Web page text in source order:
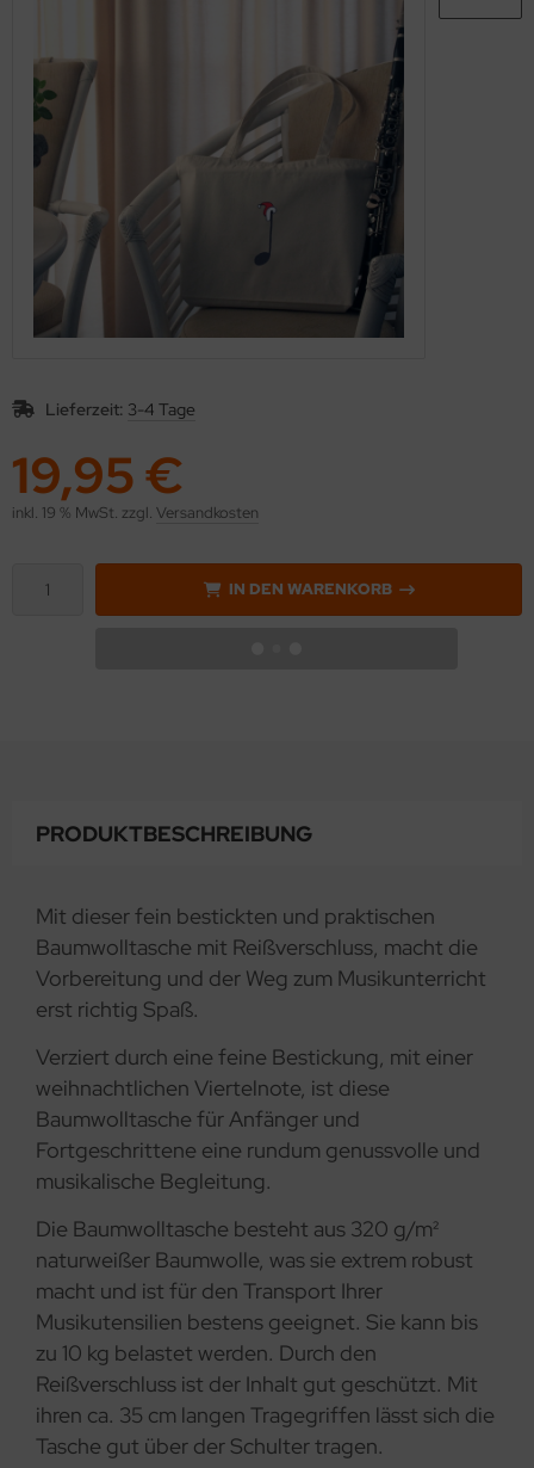
Lieferzeit: 3-4 Tage
19,95 €
inkl. 19 % MwSt. zzgl. Versandkosten
IN DEN WARENKORB
PRODUKTBESCHREIBUNG
Mit dieser fein bestickten und praktischen
Baumwolltasche mit Reißverschluss, macht die
Vorbereitung und der Weg zum Musikunterricht
erst richtig Spaß.
Verziert durch eine feine Bestickung, mit einer
weihnachtlichen Viertelnote, ist diese
Baumwolltasche für Anfänger und
Fortgeschrittene eine rundum genussvolle und
musikalische Begleitung.
Die Baumwolltasche besteht aus 320 g/m²
naturweißer Baumwolle, was sie extrem robust
macht und ist für den Transport Ihrer
Musikutensilien bestens geeignet. Sie kann bis
zu 10 kg belastet werden. Durch den
Reißverschluss ist der Inhalt gut geschützt. Mit
ihren ca. 35 cm langen Tragegriffen lässt sich die
Tasche gut über der Schulter tragen.